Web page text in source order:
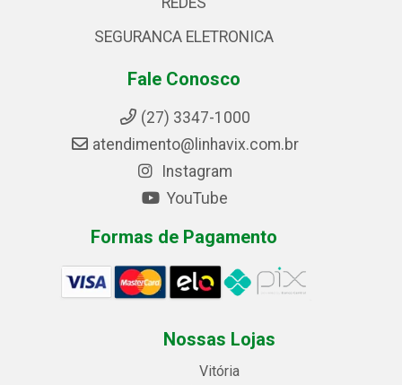
SEGURANCA ELETRONICA
Fale Conosco
(27) 3347-1000
atendimento@linhavix.com.br
Instagram
YouTube
Formas de Pagamento
Nossas Lojas
Vitória